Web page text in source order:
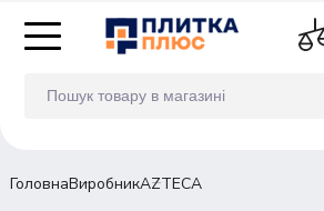
ГоловнаВиробникAZTECA